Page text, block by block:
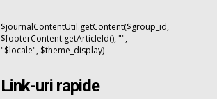
$journalContentUtil.getContent($group_id,
$footerContent.getArticleId(), "",
"$locale", $theme_display)
Link-uri rapide